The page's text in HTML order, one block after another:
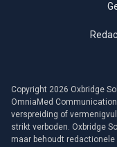
Copyright 2026 Oxbridge
OmniaMed
verspreiding of
strikt verboden. Oxbridge
maar behoudt